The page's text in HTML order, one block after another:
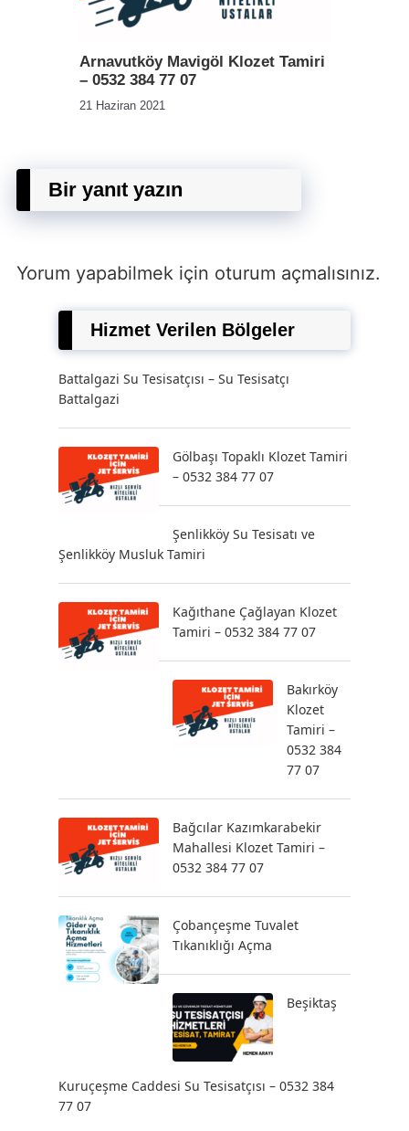
Arnavutköy Mavigöl Klozet Tamiri
– 0532 384 77 07
21 Haziran 2021
Bir yanıt yazın
Yorum yapabilmek için oturum açmalısınız.
Hizmet Verilen Bölgeler
Battalgazi Su Tesisatçısı – Su Tesisatçı
Battalgazi
Gölbaşı Topaklı Klozet Tamiri
– 0532 384 77 07
Şenlikköy Su Tesisatı ve
Şenlikköy Musluk Tamiri
Kağıthane Çağlayan Klozet
Tamiri – 0532 384 77 07
Bakırköy
Klozet
Tamiri –
0532 384
77 07
Bağcılar Kazımkarabekir
Mahallesi Klozet Tamiri –
0532 384 77 07
Çobançeşme Tuvalet
Tıkanıklığı Açma
Beşiktaş
Kuruçeşme Caddesi Su Tesisatçısı – 0532 384
77 07